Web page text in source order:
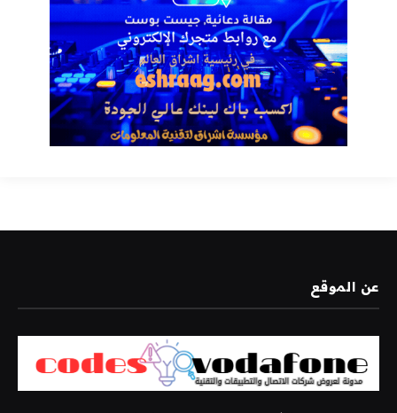
عن الموقع